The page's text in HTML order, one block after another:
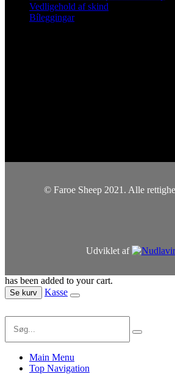
Vedligehold af skind
Bíleggingar
© Faroe Sheep 2021. Alle
Udviklet af
has been added to your cart.
Se kurv Kasse
Main Menu
Top Navigation